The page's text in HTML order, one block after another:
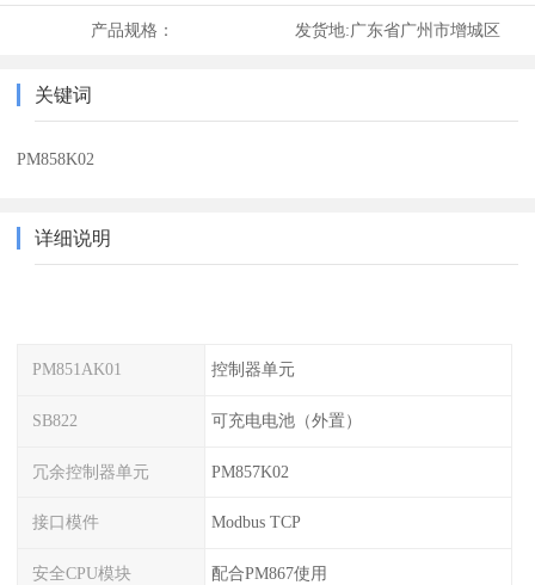
产品规格： 发货地:广东省广州市增城区
关键词
PM858K02
详细说明
PM851AK01 控制器单元
SB822 可充电电池（外置）
冗余控制器单元 PM857K02
接口模件 Modbus TCP
安全CPU模块 配合PM867使用